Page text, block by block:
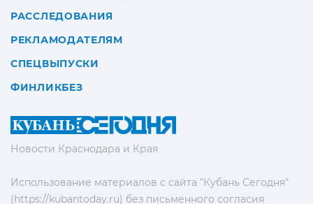
Новости Краснодара и Края
Использование материалов с сайта "Кубань Сегодня"
(https://kubantoday.ru) без письменного согласия
РАССЛЕДОВАНИЯ
РЕКЛАМОДАТЕЛЯМ
СПЕЦВЫПУСКИ
ФИНЛИКБЕЗ